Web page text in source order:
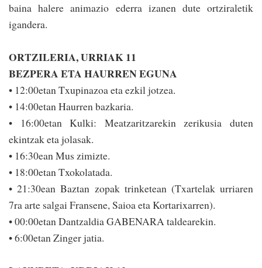
baina halere animazio ederra izanen dute ortziraletik
igandera.
ORTZILERIA, URRIAK 11
BEZPERA ETA HAURREN EGUNA
• 12:00etan Txupinazoa eta ezkil jotzea.
• 14:00etan Haurren bazkaria.
• 16:00etan Kulki: Mea­tzaritzarekin zerikusia duten
ekintzak eta jolasak.
• 16:30ean Mus zimizte.
• 18:00etan Txokolatada.
• 21:30ean Baztan zopak trinketean (Txartelak urriaren
7ra arte salgai Fransene, Saioa eta Kortarixarren).
• 00:00etan Dantzaldia GABENARA taldearekin.
• 6:00etan Zinger jatia.